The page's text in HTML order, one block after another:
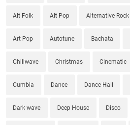
Alt Folk Alt Pop Alternative Rock
Art Pop Autotune Bachata
Chillwave Christmas Cinematic
Cumbia Dance Dance Hall
Dark wave Deep House Disco